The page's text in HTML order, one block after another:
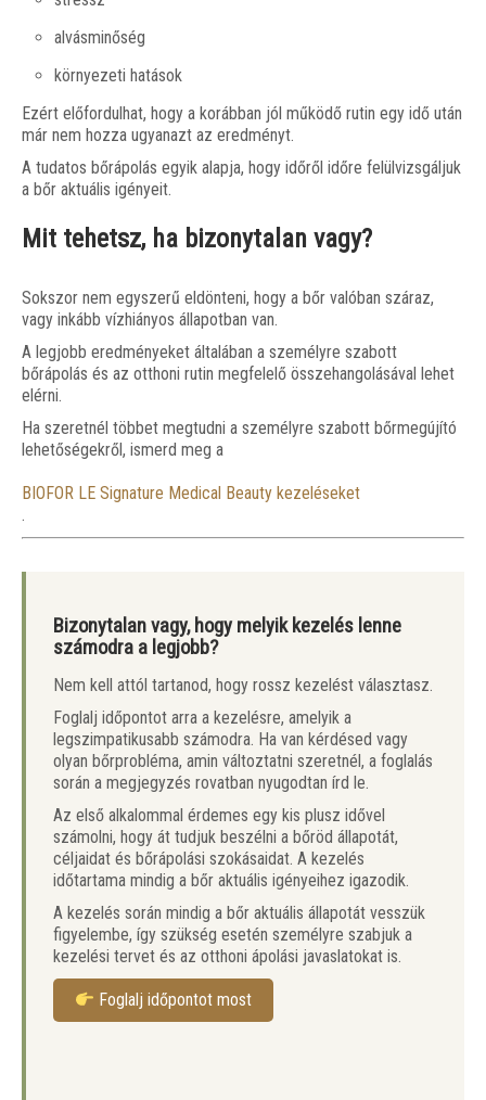
alvásminőség
környezeti hatások
Ezért előfordulhat, hogy a korábban jól működő rutin egy idő után
már nem hozza ugyanazt az eredményt.
A tudatos bőrápolás egyik alapja, hogy időről időre felülvizsgáljuk
a bőr aktuális igényeit.
Mit tehetsz, ha bizonytalan vagy?
Sokszor nem egyszerű eldönteni, hogy a bőr valóban száraz,
vagy inkább vízhiányos állapotban van.
A legjobb eredményeket általában a személyre szabott
bőrápolás és az otthoni rutin megfelelő összehangolásával lehet
elérni.
Ha szeretnél többet megtudni a személyre szabott bőrmegújító
lehetőségekről, ismerd meg a
BIOFOR LE Signature Medical Beauty kezeléseket
.
Bizonytalan vagy, hogy melyik kezelés lenne
számodra a legjobb?
Nem kell attól tartanod, hogy rossz kezelést választasz.
Foglalj időpontot arra a kezelésre, amelyik a
legszimpatikusabb számodra. Ha van kérdésed vagy
olyan bőrprobléma, amin változtatni szeretnél, a foglalás
során a megjegyzés rovatban nyugodtan írd le.
Az első alkalommal érdemes egy kis plusz idővel
számolni, hogy át tudjuk beszélni a bőröd állapotát,
céljaidat és bőrápolási szokásaidat. A kezelés
időtartama mindig a bőr aktuális igényeihez igazodik.
A kezelés során mindig a bőr aktuális állapotát vesszük
figyelembe, így szükség esetén személyre szabjuk a
kezelési tervet és az otthoni ápolási javaslatokat is.
Foglalj időpontot most